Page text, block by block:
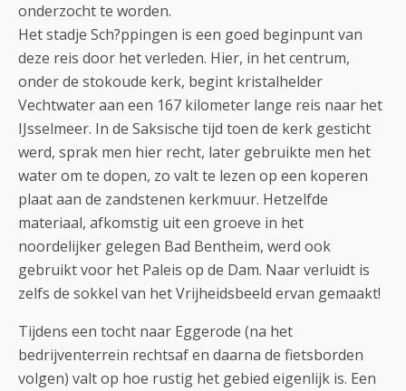
onderzocht te worden.
Het stadje Sch?ppingen is een goed beginpunt van
deze reis door het verleden. Hier, in het centrum,
onder de stokoude kerk, begint kristalhelder
Vechtwater aan een 167 kilometer lange reis naar het
IJsselmeer. In de Saksische tijd toen de kerk gesticht
werd, sprak men hier recht, later gebruikte men het
water om te dopen, zo valt te lezen op een koperen
plaat aan de zandstenen kerkmuur. Hetzelfde
materiaal, afkomstig uit een groeve in het
noordelijker gelegen Bad Bentheim, werd ook
gebruikt voor het Paleis op de Dam. Naar verluidt is
zelfs de sokkel van het Vrijheidsbeeld ervan gemaakt!
Tijdens een tocht naar Eggerode (na het
bedrijventerrein rechtsaf en daarna de fietsborden
volgen) valt op hoe rustig het gebied eigenlijk is. Een